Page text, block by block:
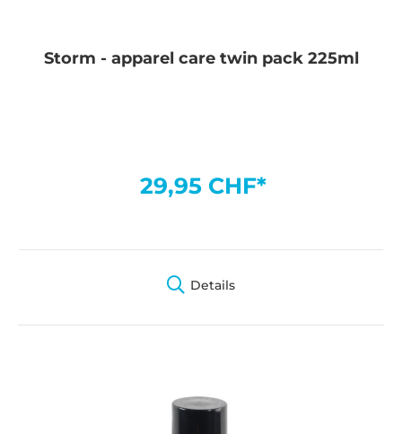
Storm - apparel care twin pack 225ml
29,95 CHF*
Details